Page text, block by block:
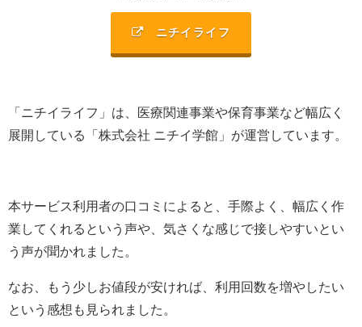
ニチイライフ
「ニチイライフ」は、
医療関連事業や保育事業など幅広く
展開 している「 株式会社 ニチイ学館 」が運営しています。
本サービス利用者の口コミによると、手際よく、幅広く作
業してくれるという声や、気さくな感じで接しやすいとい
う声が聞かれました。
なお、もう少しお値段が安ければ、利用回数を増やしたい
という感想も見られました。